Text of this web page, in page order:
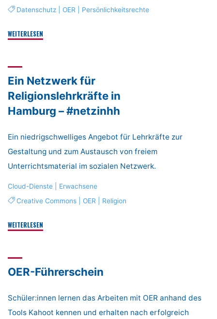
Datenschutz| OER| Persönlichkeitsrechte
WEITERLESEN
Weiterbildung"
Ein Netzwerk für
Religionslehrkräfte in
Hamburg – #netzinhh
Ein niedrigschwelliges Angebot für Lehrkräfte zur
Gestaltung und zum Austausch von freiem
Unterrichtsmaterial im sozialen Netzwerk.
Cloud-Dienste
Erwachsene
Creative Commons| OER| Religion
WEITERLESEN
in
–
#netzinhh"
OER-Führerschein
Schüler:innen lernen das Arbeiten mit OER anhand des
Tools Kahoot kennen und erhalten nach erfolgreich